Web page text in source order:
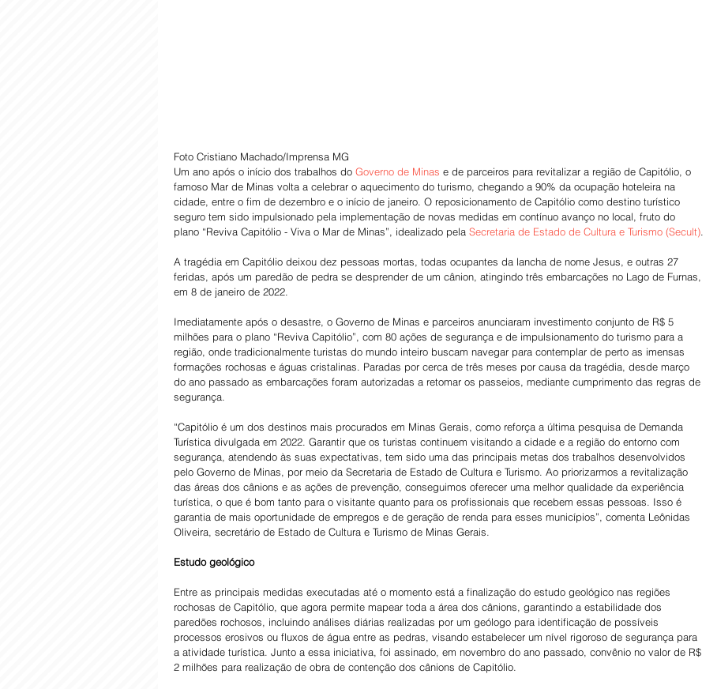
Foto Cristiano Machado/Imprensa MG
Um ano após o início dos trabalhos do Governo de Minas e de parceiros para revitalizar a região de Capitólio, o
famoso Mar de Minas volta a celebrar o aquecimento do turismo, chegando a 90% da ocupação hoteleira na
cidade, entre o fim de dezembro e o início de janeiro. O reposicionamento de Capitólio como destino turístico
seguro tem sido impulsionado pela implementação de novas medidas em contínuo avanço no local, fruto do
plano “Reviva Capitólio - Viva o Mar de Minas”, idealizado pela Secretaria de Estado de Cultura e Turismo (Secult).
A tragédia em Capitólio deixou dez pessoas mortas, todas ocupantes da lancha de nome Jesus, e outras 27
feridas, após um paredão de pedra se desprender de um cânion, atingindo três embarcações no Lago de Furnas,
em 8 de janeiro de 2022.
Imediatamente após o desastre, o Governo de Minas e parceiros anunciaram investimento conjunto de R$ 5
milhões para o plano “Reviva Capitólio”, com 80 ações de segurança e de impulsionamento do turismo para a
região, onde tradicionalmente turistas do mundo inteiro buscam navegar para contemplar de perto as imensas
formações rochosas e águas cristalinas. Paradas por cerca de três meses por causa da tragédia, desde março
do ano passado as embarcações foram autorizadas a retomar os passeios, mediante cumprimento das regras de
segurança.
“Capitólio é um dos destinos mais procurados em Minas Gerais, como reforça a última pesquisa de Demanda
Turística divulgada em 2022. Garantir que os turistas continuem visitando a cidade e a região do entorno com
segurança, atendendo às suas expectativas, tem sido uma das principais metas dos trabalhos desenvolvidos
pelo Governo de Minas, por meio da Secretaria de Estado de Cultura e Turismo. Ao priorizarmos a revitalização
das áreas dos cânions e as ações de prevenção, conseguimos oferecer uma melhor qualidade da experiência
turística, o que é bom tanto para o visitante quanto para os profissionais que recebem essas pessoas. Isso é
garantia de mais oportunidade de empregos e de geração de renda para esses municípios”, comenta Leônidas
Oliveira, secretário de Estado de Cultura e Turismo de Minas Gerais.
Estudo geológico
Entre as principais medidas executadas até o momento está a finalização do estudo geológico nas regiões
rochosas de Capitólio, que agora permite mapear toda a área dos cânions, garantindo a estabilidade dos
paredões rochosos, incluindo análises diárias realizadas por um geólogo para identificação de possíveis
processos erosivos ou fluxos de água entre as pedras, visando estabelecer um nível rigoroso de segurança para
a atividade turística. Junto a essa iniciativa, foi assinado, em novembro do ano passado, convênio no valor de R$
2 milhões para realização de obra de contenção dos cânions de Capitólio.